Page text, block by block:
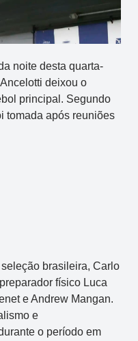
noite desta quarta-
deixou o
principal. Segundo
tomada após reuniões
brasileira, Carlo
físico Luca
e Andrew Mangan.
e
o período em